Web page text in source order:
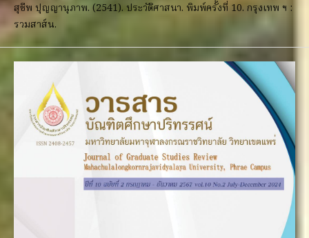
สุชีพ ปุญญานุภาพ. (2541). ประวัติศาสนา. พิมพ์ครั้งที่ 10. กรุงเทพ ฯ :
รวมสาส์น.